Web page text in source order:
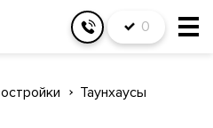
0
Таунхаусы